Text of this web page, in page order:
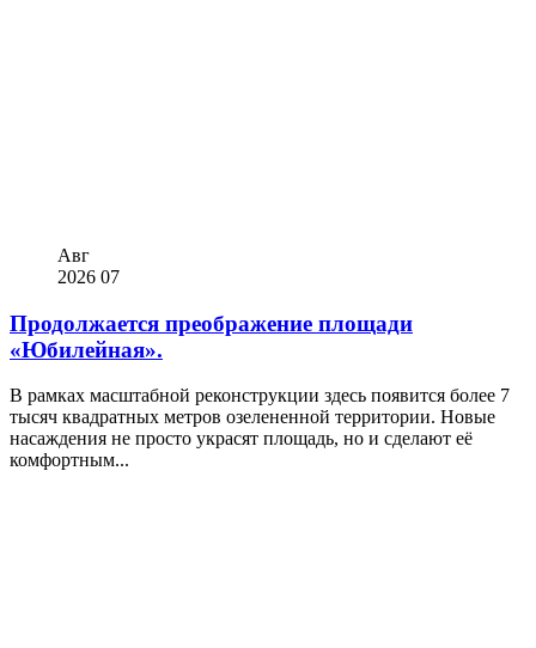
Авг
2026 07
Продолжается преображение площади
«Юбилейная».
В рамках масштабной реконструкции здесь появится более 7
тысяч квадратных метров озелененной территории. Новые
насаждения не просто украсят площадь, но и сделают её
комфортным...